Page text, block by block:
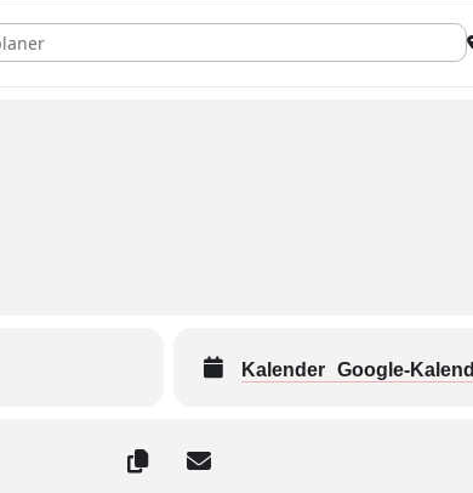
"On Tour 2026" [9yRRFylSm]
Kalender Google-